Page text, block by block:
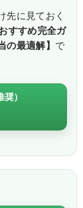
先に見ておく
すすめ完全ガ
の最適解】 で
）